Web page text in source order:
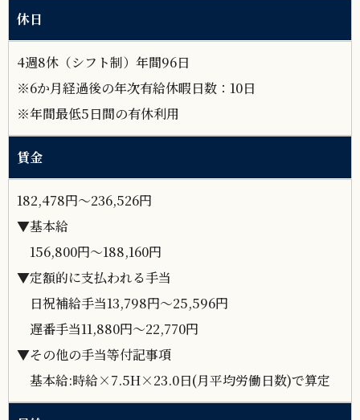
休日
4週8休（シフト制）年間96日
※6か月経過後の年次有給休暇日数：10日
※年間最低5日間の有休利用
賃金
182,478円～236,526円
▼基本給
156,800円～188,160円
▼定額的に支払われる手当
日祝補給手当13,798円〜25,596円
遅番手当11,880円〜22,770円
▼その他の手当等付記事項
基本給:時給×7.5H×23.0日(月平均労働日数)で算定